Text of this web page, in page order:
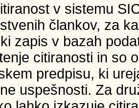
v sistemu
člankov, za
zapis v bazah
citiranosti in so
predpisu, ki
uspešnosti. Za